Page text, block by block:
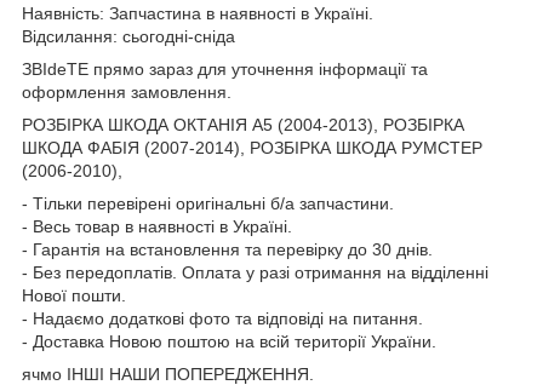
Наявність: Запчастина в наявності в Україні.
Відсилання: сьогодні-сніда
ЗВІdeТЕ прямо зараз для уточнення інформації та
оформлення замовлення.
РОЗБІРКА ШКОДА ОКТАНІЯ A5 (2004-2013), РОЗБІРКА
ШКОДА ФАБІЯ (2007-2014), РОЗБІРКА ШКОДА РУМСТЕР
(2006-2010),
- Тільки перевірені оригінальні б/а запчастини.
- Весь товар в наявності в Україні.
- Гарантія на встановлення та перевірку до 30 днів.
- Без передоплатів. Оплата у разі отримання на відділенні
Нової пошти.
- Надаємо додаткові фото та відповіді на питання.
- Доставка Новою поштою на всій території України.
ячмо ІНШІ НАШИ ПОПЕРЕДЖЕННЯ.